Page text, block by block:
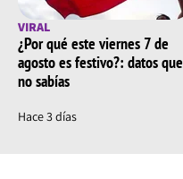
VIRAL
¿Por qué este viernes 7 de
agosto es festivo?: datos que
no sabías
Hace 3 días